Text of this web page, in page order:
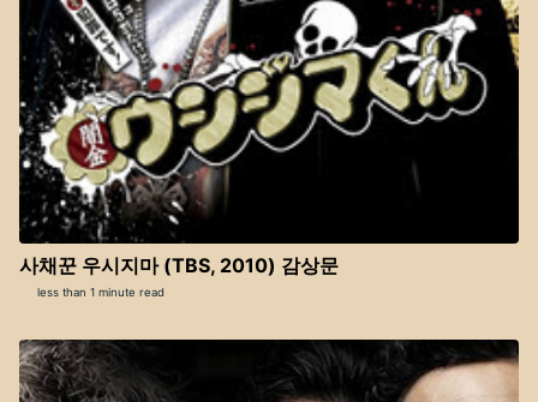
사채꾼 우시지마 (TBS, 2010) 감상문
less than 1 minute read